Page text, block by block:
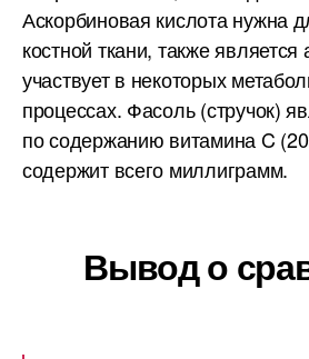
Аскорбиновая кислота нужна
костной ткани, также
участвует в некоторых
процессах. Фасоль (стручок)
по содержанию витамина C
содержит всего миллиграмм.
Вывод о